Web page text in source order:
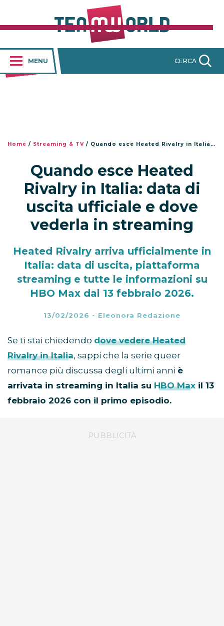
MENU CERCA
Home / Streaming & TV / Quando esce Heated Rivalry in Italia: data di uscita ufficiale e dove vederla in streaming
Quando esce Heated
Rivalry in Italia: data di
uscita ufficiale e dove
vederla in streaming
Heated Rivalry arriva ufficialmente in
Italia: data di uscita, piattaforma
streaming e tutte le informazioni su
HBO Max dal 13 febbraio 2026.
13/02/2026 - Eleonora Redazione
Se ti stai chiedendo dove vedere Heated
Rivalry in Italia, sappi che la serie queer
romance più discussa degli ultimi anni è
arrivata in streaming in Italia su HBO Max il 13
febbraio 2026 con il primo episodio.